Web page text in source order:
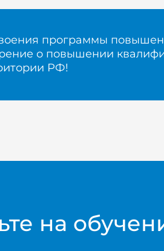
программы
о повышении
РФ!
на